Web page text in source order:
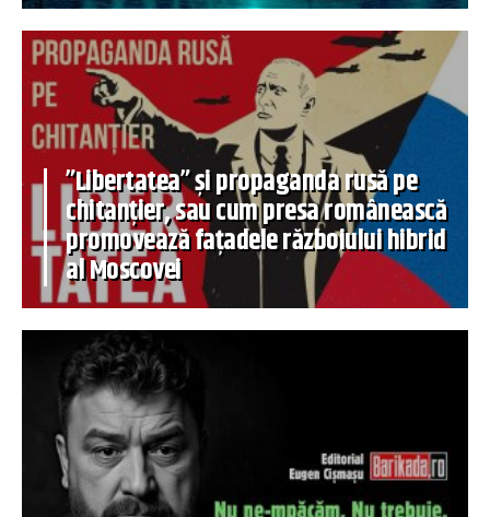
”Libertatea” și propaganda rusă pe
chitanțier, sau cum presa românească
promovează fațadele războiului hibrid
al Moscovei